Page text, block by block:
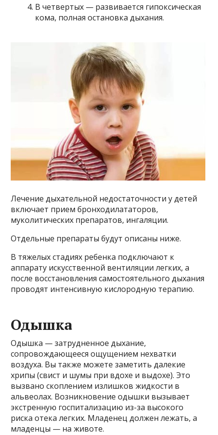
В четвертых — развивается гипоксическая
кома, полная остановка дыхания.
Лечение дыхательной недостаточности у детей
включает прием бронходилататоров,
муколитических препаратов, ингаляции.
Отдельные препараты будут описаны ниже.
В тяжелых стадиях ребенка подключают к
аппарату искусственной вентиляции легких, а
после восстановления самостоятельного дыхания
проводят интенсивную кислородную терапию.
Одышка
Одышка — затрудненное дыхание,
сопровождающееся ощущением нехватки
воздуха. Вы также можете заметить далекие
хрипы (свист и шумы при вдохе и выдохе). Это
вызвано скоплением излишков жидкости в
альвеолах. Возникновение одышки вызывает
экстренную госпитализацию из-за высокого
риска отека легких. Младенец должен лежать, а
младенцы — на животе.